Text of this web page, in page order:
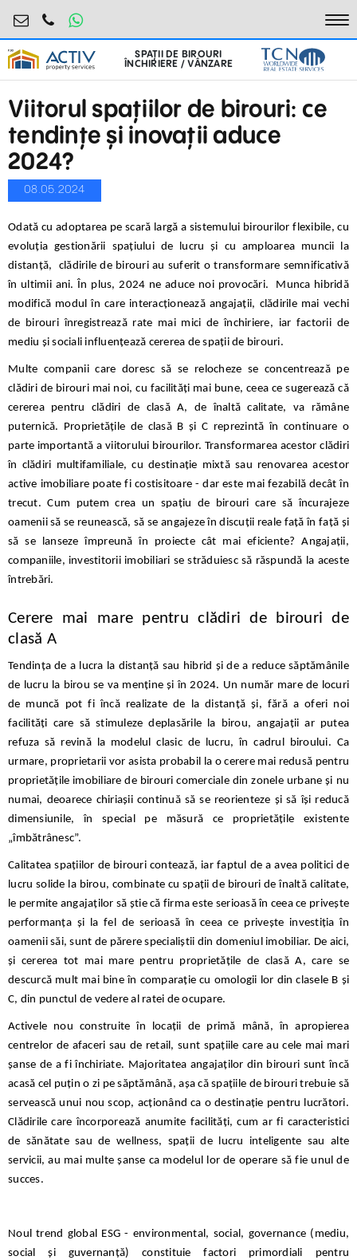
birouri@activpropertyservices.ro
0724.584.442
SPAȚII DE BIROURI
ÎNCHIRIERE / VÂNZARE
Viitorul spațiilor de birouri: ce
tendințe și inovații aduce
2024?
08.05.2024
Odată cu adoptarea pe scară largă a sistemului birourilor flexibile, cu
evoluția gestionării spațiului de lucru și cu amploarea muncii la
distanță, clădirile de birouri au suferit o transformare semnificativă
în ultimii ani. În plus, 2024 ne aduce noi provocări. Munca hibridă
modifică modul în care interacționează angajații, clădirile mai vechi
de birouri înregistrează rate mai mici de închiriere, iar factorii de
mediu și sociali influențează cererea de spații de birouri.
Multe companii care doresc să se relocheze se concentrează pe
clădiri de birouri mai noi, cu facilități mai bune, ceea ce sugerează că
cererea pentru clădiri de clasă A, de înaltă calitate, va rămâne
puternică. Proprietățile de clasă B și C reprezintă în continuare o
parte importantă a viitorului birourilor. Transformarea acestor clădiri
în clădiri multifamiliale, cu destinație mixtă sau renovarea acestor
active imobiliare poate fi costisitoare - dar este mai fezabilă decât în
trecut. Cum putem crea un spațiu de birouri care să încurajeze
oamenii să se reunească, să se angajeze în discuții reale față în față și
să se lanseze împreună în proiecte cât mai eficiente? Angajații,
companiile, investitorii imobiliari se străduiesc să răspundă la aceste
întrebări.
Cerere mai mare pentru clădiri de birouri de
clasă A
Tendința de a lucra la distanță sau hibrid și de a reduce săptămânile
de lucru la birou se va menține și în 2024. Un număr mare de locuri
de muncă pot fi încă realizate de la distanță și, fără a oferi noi
facilități care să stimuleze deplasările la birou, angajații ar putea
refuza să revină la modelul clasic de lucru, în cadrul biroului. Ca
urmare, proprietarii vor asista probabil la o cerere mai redusă pentru
proprietățile imobiliare de birouri comerciale din zonele urbane și nu
numai, deoarece chiriașii continuă să se reorienteze și să își reducă
dimensiunile, în special pe măsură ce proprietățile existente
„îmbătrânesc”.
Calitatea spațiilor de birouri contează, iar faptul de a avea politici de
lucru solide la birou, combinate cu spații de birouri de înaltă calitate,
le permite angajaților să știe că firma este serioasă în ceea ce privește
performanța și la fel de serioasă în ceea ce privește investiția în
oamenii săi, sunt de părere specialiștii din domeniul imobiliar. De aici,
și cererea tot mai mare pentru proprietățile de clasă A, care se
descurcă mult mai bine în comparație cu omologii lor din clasele B și
C, din punctul de vedere al ratei de ocupare.
Activele nou construite în locații de primă mână, în apropierea
centrelor de afaceri sau de retail, sunt spațiile care au cele mai mari
șanse de a fi închiriate. Majoritatea angajaților din birouri sunt încă
acasă cel puțin o zi pe săptămână, așa că spațiile de birouri trebuie să
servească unui nou scop, acționând ca o destinație pentru lucrători.
Clădirile care încorporează anumite facilități, cum ar fi caracteristici
de sănătate sau de wellness, spații de lucru inteligente sau alte
servicii, au mai multe șanse ca modelul lor de operare să fie unul de
succes.
Noul trend global ESG - environmental, social, governance (mediu,
social și guvernanță) constituie factori primordiali pentru